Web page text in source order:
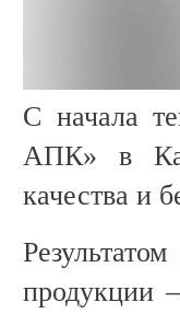
С начала
АПК» в
качества и
продукции